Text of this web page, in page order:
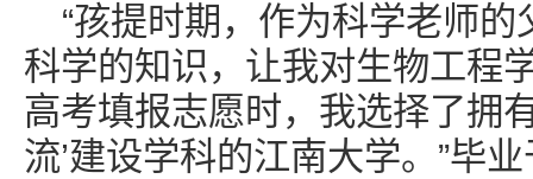
“孩提时期，作为科学老师
科学的知识，让我对生物工程
高考填报志愿时，我选择了拥
流’建设学科的江南大学。”毕